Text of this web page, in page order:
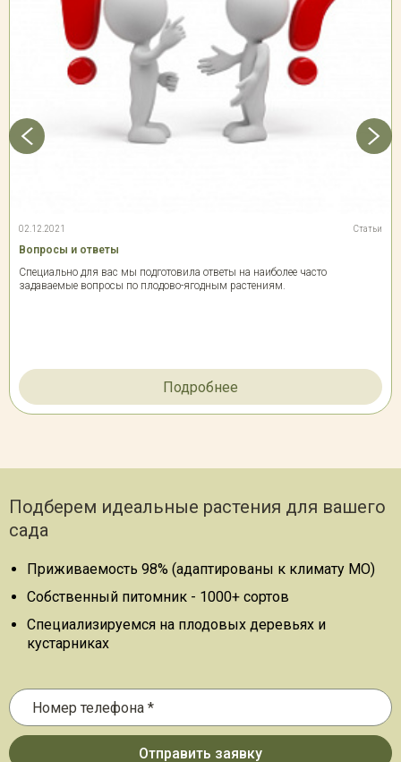
02.12.2021 Статьи
Вопросы и ответы
Специально для вас мы подготовила ответы на наиболее часто
задаваемые вопросы по плодово-ягодным растениям.
Подробнее
Подберем идеальные растения для вашего
сада
Приживаемость 98% (адаптированы к климату МО)
Собственный питомник - 1000+ сортов
Специализируемся на плодовых деревьях и
кустарниках